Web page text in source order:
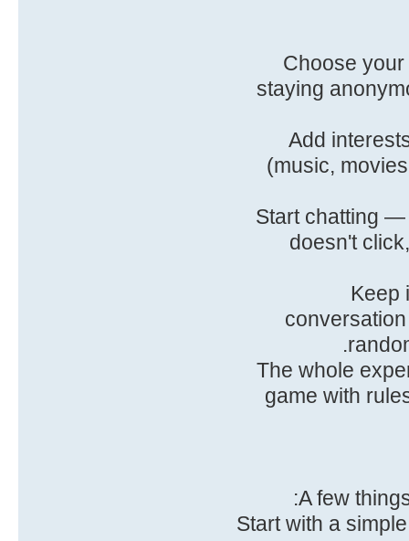
1. Choose
staying
2. Add
(music,
3. Start chatting
doesn't
4.
The whole
game with
A few
Start with a